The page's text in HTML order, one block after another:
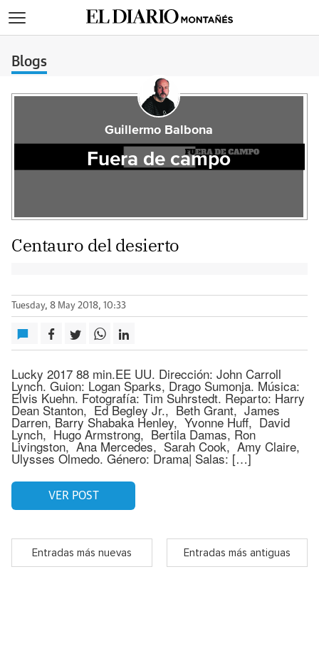
Blogs
Guillermo Balbona
Fuera de campo
Centauro del desierto
Tuesday, 8 May 2018, 10:33
Lucky 2017 88 min.EE UU. Dirección: John Carroll
Lynch. Guion: Logan Sparks, Drago Sumonja. Música:
Elvis Kuehn. Fotografía: Tim Suhrstedt. Reparto: Harry
Dean Stanton, Ed Begley Jr., Beth Grant, James
Darren, Barry Shabaka Henley, Yvonne Huff, David
Lynch, Hugo Armstrong, Bertila Damas, Ron
Livingston, Ana Mercedes, Sarah Cook, Amy Claire,
Ulysses Olmedo. Género: Drama| Salas: […]
VER POST
Entradas más nuevas Entradas más antiguas